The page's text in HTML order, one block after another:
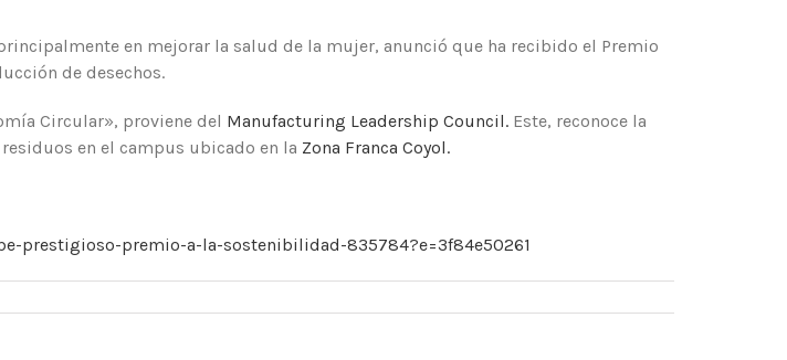
en mejorar la salud de la mujer, anunció que ha recibido el Premio
de desechos.
Circular», proviene del Manufacturing Leadership Council. Este, reconoce la
en el campus ubicado en la Zona Franca Coyol.
premio-a-la-sostenibilidad-835784?e=3f84e50261